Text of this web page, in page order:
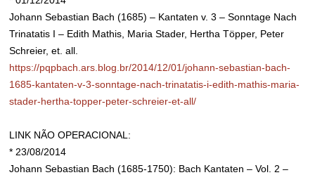
Johann Sebastian Bach (1685) – Kantaten v. 3 – Sonntage Nach
Trinatatis I – Edith Mathis, Maria Stader, Hertha Töpper, Peter
Schreier, et. all.
https://pqpbach.ars.blog.br/2014/12/01/johann-sebastian-bach-
1685-kantaten-v-3-sonntage-nach-trinatatis-i-edith-mathis-maria-
stader-hertha-topper-peter-schreier-et-all/
LINK NÃO OPERACIONAL:
* 23/08/2014
Johann Sebastian Bach (1685-1750): Bach Kantaten – Vol. 2 –